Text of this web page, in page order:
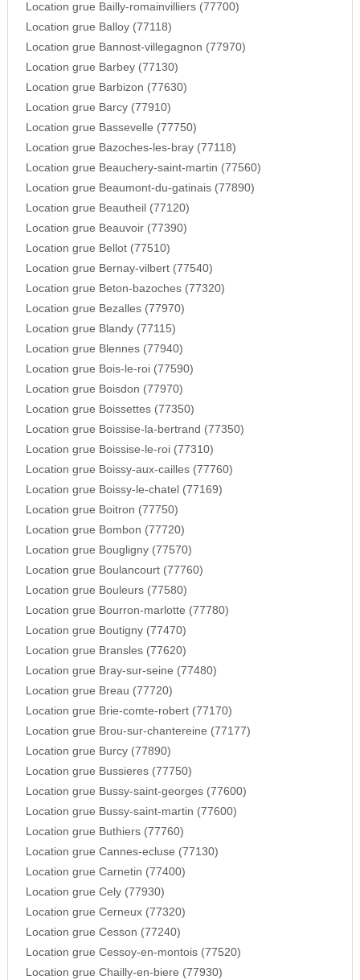
Location grue Bailly-romainvilliers (77700)
Location grue Balloy (77118)
Location grue Bannost-villegagnon (77970)
Location grue Barbey (77130)
Location grue Barbizon (77630)
Location grue Barcy (77910)
Location grue Bassevelle (77750)
Location grue Bazoches-les-bray (77118)
Location grue Beauchery-saint-martin (77560)
Location grue Beaumont-du-gatinais (77890)
Location grue Beautheil (77120)
Location grue Beauvoir (77390)
Location grue Bellot (77510)
Location grue Bernay-vilbert (77540)
Location grue Beton-bazoches (77320)
Location grue Bezalles (77970)
Location grue Blandy (77115)
Location grue Blennes (77940)
Location grue Bois-le-roi (77590)
Location grue Boisdon (77970)
Location grue Boissettes (77350)
Location grue Boissise-la-bertrand (77350)
Location grue Boissise-le-roi (77310)
Location grue Boissy-aux-cailles (77760)
Location grue Boissy-le-chatel (77169)
Location grue Boitron (77750)
Location grue Bombon (77720)
Location grue Bougligny (77570)
Location grue Boulancourt (77760)
Location grue Bouleurs (77580)
Location grue Bourron-marlotte (77780)
Location grue Boutigny (77470)
Location grue Bransles (77620)
Location grue Bray-sur-seine (77480)
Location grue Breau (77720)
Location grue Brie-comte-robert (77170)
Location grue Brou-sur-chantereine (77177)
Location grue Burcy (77890)
Location grue Bussieres (77750)
Location grue Bussy-saint-georges (77600)
Location grue Bussy-saint-martin (77600)
Location grue Buthiers (77760)
Location grue Cannes-ecluse (77130)
Location grue Carnetin (77400)
Location grue Cely (77930)
Location grue Cerneux (77320)
Location grue Cesson (77240)
Location grue Cessoy-en-montois (77520)
Location grue Chailly-en-biere (77930)